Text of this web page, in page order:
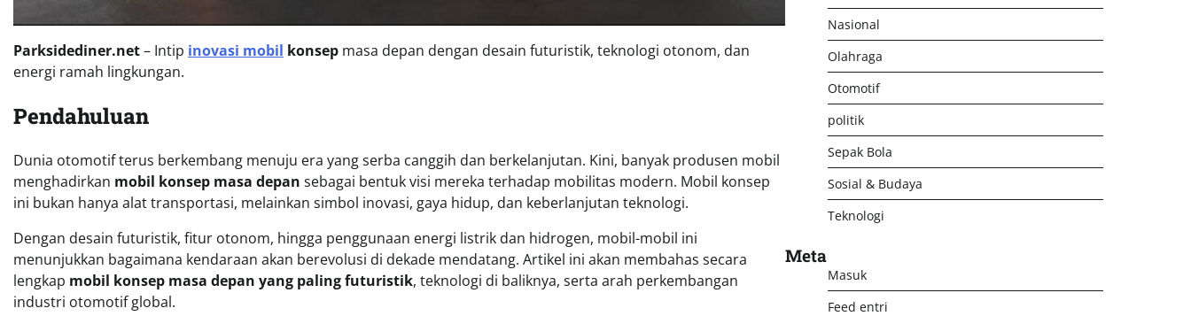
Parksidediner.net– Intip inovasi mobil konsep masa depan dengan desain futuristik, teknologi otonom, dan
energi ramah lingkungan.
Pendahuluan
Dunia otomotif terus berkembang menuju era yang serba canggih dan berkelanjutan. Kini, banyak produsen mobil
menghadirkan mobil konsep masa depan sebagai bentuk visi mereka terhadap mobilitas modern. Mobil konsep
ini bukan hanya alat transportasi, melainkan simbol inovasi, gaya hidup, dan keberlanjutan teknologi.
Dengan desain futuristik, fitur otonom, hingga penggunaan energi listrik dan hidrogen, mobil-mobil ini
menunjukkan bagaimana kendaraan akan berevolusi di dekade mendatang. Artikel ini akan membahas secara
lengkap mobil konsep masa depan yang paling futuristik, teknologi di baliknya, serta arah perkembangan
industri otomotif global.
Nasional
Olahraga
Otomotif
politik
Sepak Bola
Sosial & Budaya
Teknologi
Meta
Masuk
Feed entri